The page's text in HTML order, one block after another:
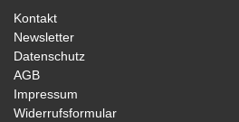
Kontakt
Newsletter
Datenschutz
AGB
Impressum
Widerrufsformular